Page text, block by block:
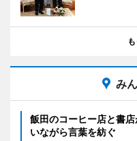
み
飯田のコーヒー店と書
いながら言葉を紡ぐ